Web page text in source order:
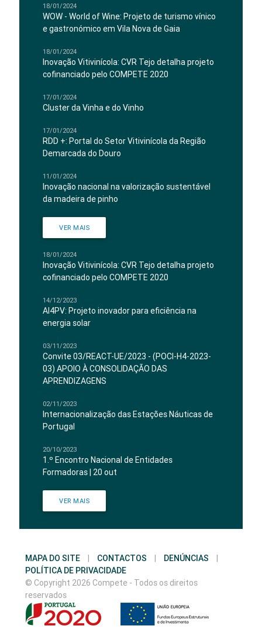
18/01/2024
WOW - World of Wine: Projeto de turismo vínico
e gastronómico em Vila Nova de Gaia
18/01/2024
Inovação Vitivinícola: CVR Tejo detalha projeto
cofinanciado pelo COMPETE 2020
17/01/2024
Cluster da Vinha e do Vinho
17/01/2024
RDD +: Portal do Setor Vitivinícola da Região
Demarcada do Douro
11/01/2024
Inovação nacional na valorização sustentável
da madeira de pinho
VER MAIS
18/01/2024
Inovação Vitivinícola: CVR Tejo detalha projeto
cofinanciado pelo COMPETE 2020
14/12/2023
AI4PV: Projeto inovador para eficiência na
energia solar
03/11/2023
Convite 03/REACT-UE/2023 - (POCI-H4-2023-
03) APOIO À CONSOLIDAÇÃO DAS
APRENDIZAGENS
02/11/2023
Internacionalização das Estações Náuticas de
Portugal
20/10/2023
1.º Encontro Nacional de Entidades
Formadoras | 20 out
VER MAIS
MAPA DO SITE CONTACTOS DENÚNCIAS
POLÍTICA DE PRIVACIDADE
© Copyright 2026 Compete - Todos os direitos
reservados